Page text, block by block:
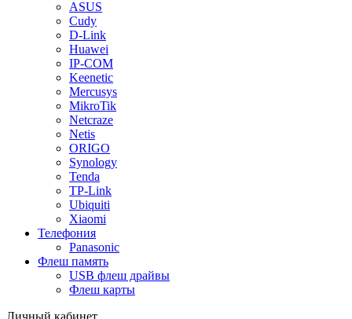
ASUS
Cudy
D-Link
Huawei
IP-COM
Keenetic
Mercusys
MikroTik
Netcraze
Netis
ORIGO
Synology
Tenda
TP-Link
Ubiquiti
Xiaomi
Телефония
Panasonic
Флеш память
USB флеш драйвы
Флеш карты
Личный кабинет